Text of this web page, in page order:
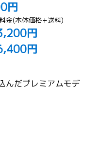
円
金(本体価格+送料)
円
円
んだプレミアムモデ